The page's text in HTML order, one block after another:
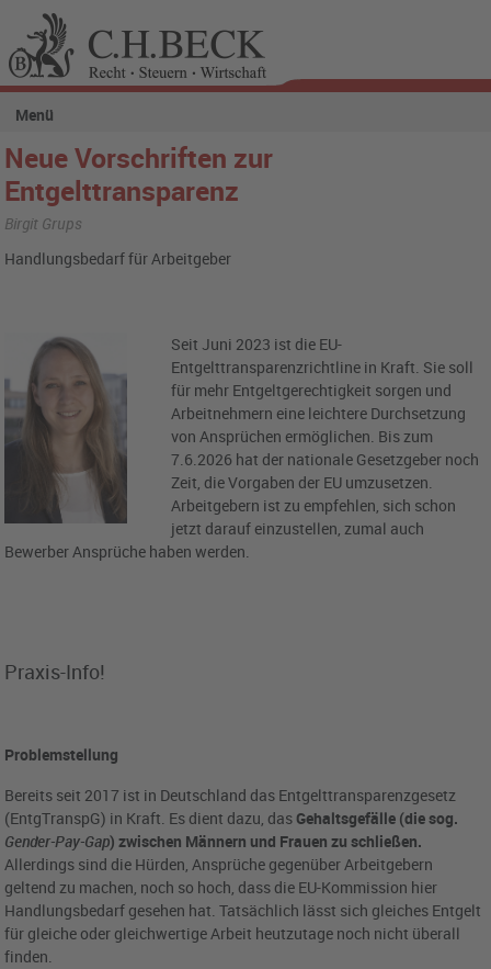
Menü
Neue Vorschriften zur
Entgelttransparenz
Birgit Grups
Handlungsbedarf für Arbeitgeber
Seit Juni 2023 ist die EU-
Entgelttransparenzrichtline in Kraft. Sie soll
für mehr Entgeltgerechtigkeit sorgen und
Arbeitnehmern eine leichtere Durchsetzung
von Ansprüchen ermöglichen. Bis zum
7.6.2026 hat der nationale Gesetzgeber noch
Zeit, die Vorgaben der EU umzusetzen.
Arbeitgebern ist zu empfehlen, sich schon
jetzt darauf einzustellen, zumal auch
Bewerber Ansprüche haben werden.
Praxis-Info!
Problemstellung
Bereits seit 2017 ist in Deutschland das Entgelttransparenzgesetz
(EntgTranspG) in Kraft. Es dient dazu, das Gehaltsgefälle (die sog.
Gender-Pay-Gap) zwischen Männern und Frauen zu schließen.
Allerdings sind die Hürden, Ansprüche gegenüber Arbeitgebern
geltend zu machen, noch so hoch, dass die EU-Kommission hier
Handlungsbedarf gesehen hat. Tatsächlich lässt sich gleiches Entgelt
für gleiche oder gleichwertige Arbeit heutzutage noch nicht überall
finden.